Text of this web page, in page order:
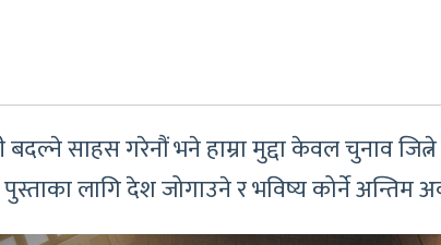
साहस गरेनौं भने हाम्रा मुद्दा केवल चुनाव
लागि देश जोगाउने र भविष्य कोर्ने अन्तिम